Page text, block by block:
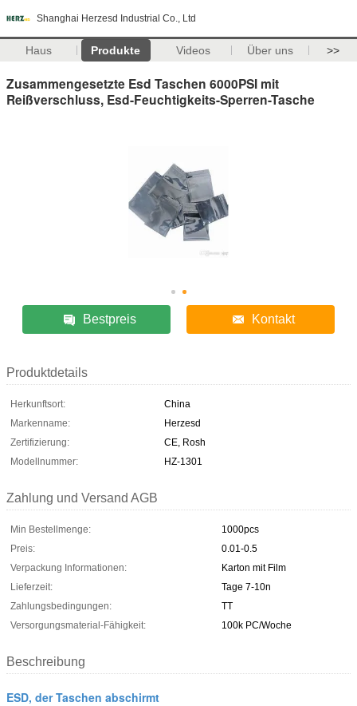
Shanghai Herzesd Industrial Co., Ltd
Haus Produkte Videos Über uns >>
Zusammengesetzte Esd Taschen 6000PSI mit
Reißverschluss, Esd-Feuchtigkeits-Sperren-Tasche
Bestpreis Kontakt
Produktdetails
Herkunftsort:
China
Markenname:
Herzesd
Zertifizierung:
CE, Rosh
Modellnummer:
HZ-1301
Zahlung und Versand AGB
Min Bestellmenge:
1000pcs
Preis:
0.01-0.5
Verpackung Informationen:
Karton mit Film
Lieferzeit:
Tage 7-10n
Zahlungsbedingungen:
TT
Versorgungsmaterial-Fähigkeit:
100k PC/Woche
Beschreibung
ESD, der Taschen abschirmt